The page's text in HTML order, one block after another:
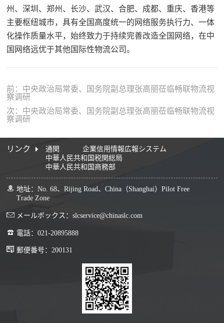
州、深圳、郑州、长沙、武汉、合肥、成都、重庆、香港等
主要枢纽城市，具有全国高度统一的网络服务执行力、一体
化操作质量水平，始终致力于持续完善改造全国网络，在中
国网络远优于其他国际性物流公司。
前：中央政治局常委、国务院副总理张高丽莅临畅联物流视
察调研
次：中央政治局常委、国务院副总理张高丽莅临畅联物流视
察调研
リンク 通関
企業信用情報広報システム
中華人民共和国税関総局
中華人民共和国商務部
地址：No. 68、Rijing Road、China（Shanghai）Pilot Free
Trade Zone
メールボックス：slcservice@chinaslc.com
電話：021-20895888
郵便番号：200131